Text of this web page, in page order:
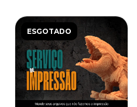
ESGOTADO